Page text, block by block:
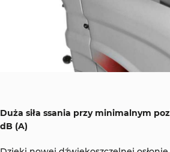
Duża siła ssania przy minimalnym
dB (A)